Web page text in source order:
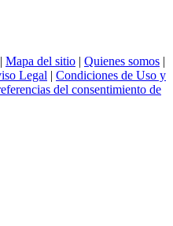
| Mapa del sitio | Quienes somos |
Legal | Condiciones de Uso y
del consentimiento de